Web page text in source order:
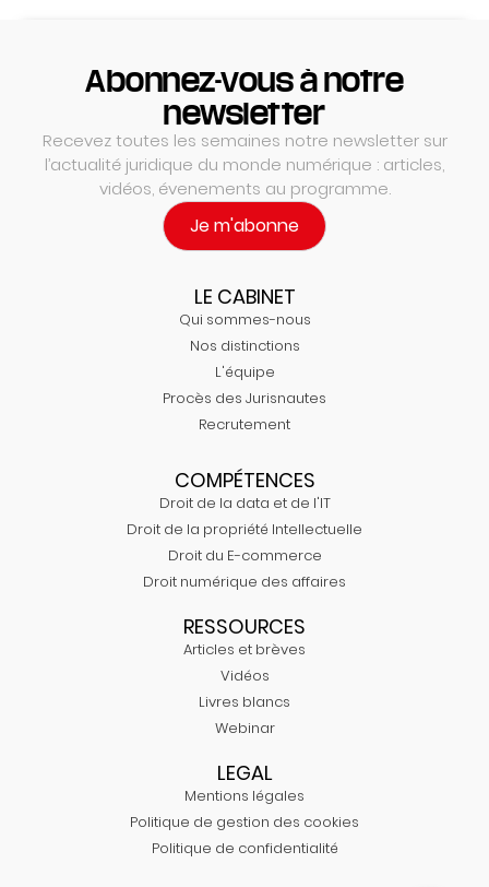
Abonnez-vous à notre
newsletter
Recevez toutes les semaines notre newsletter sur
l’actualité juridique du monde numérique : articles,
vidéos, évenements au programme.
Je m'abonne
LE CABINET
Qui sommes-nous
Nos distinctions
L'équipe
Procès des Jurisnautes
Recrutement
COMPÉTENCES
Droit de la data et de l'IT
Droit de la propriété Intellectuelle
Droit du E-commerce
Droit numérique des affaires
RESSOURCES
Articles et brèves
Vidéos
Livres blancs
Webinar
LEGAL
Mentions légales
Politique de gestion des cookies
Politique de confidentialité